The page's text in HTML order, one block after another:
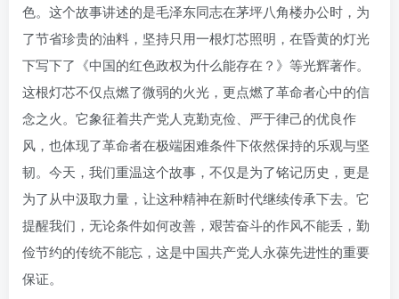
色。这个故事讲述的是毛泽东同志在茅坪八角楼办公时，为
了节省珍贵的油料，坚持只用一根灯芯照明，在昏黄的灯光
下写下了《中国的红色政权为什么能存在？》等光辉著作。
这根灯芯不仅点燃了微弱的火光，更点燃了革命者心中的信
念之火。它象征着共产党人克勤克俭、严于律己的优良作
风，也体现了革命者在极端困难条件下依然保持的乐观与坚
韧。今天，我们重温这个故事，不仅是为了铭记历史，更是
为了从中汲取力量，让这种精神在新时代继续传承下去。它
提醒我们，无论条件如何改善，艰苦奋斗的作风不能丢，勤
俭节约的传统不能忘，这是中国共产党人永葆先进性的重要
保证。